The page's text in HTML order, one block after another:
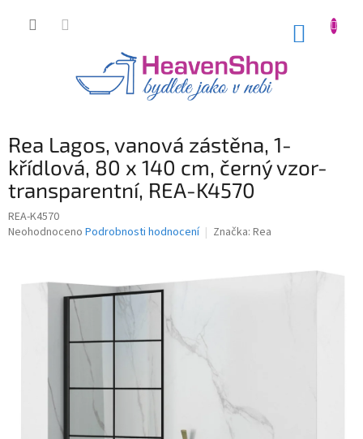
Rea Lagos, vanová zástěna, 1-
křídlová, 80 x 140 cm, černý vzor-
transparentní, REA-K4570
REA-K4570
Průměrné
Neohodnoceno Podrobnosti hodnocení Značka: Rea